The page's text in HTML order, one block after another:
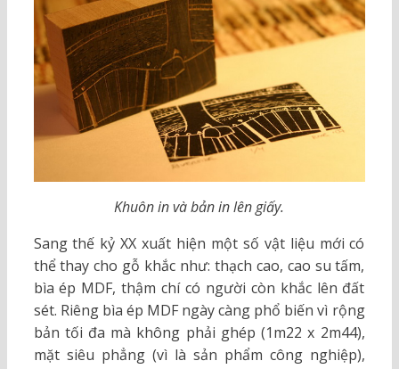
Khuôn in và bản in lên giấy.
Sang thế kỷ XX xuất hiện một số vật liệu mới có
thể thay cho gỗ khắc như: thạch cao, cao su tấm,
bìa ép MDF, thậm chí có người còn khắc lên đất
sét. Riêng bìa ép MDF ngày càng phổ biến vì rộng
bản tối đa mà không phải ghép (1m22 x 2m44),
mặt siêu phẳng (vì là sản phẩm công nghiệp),